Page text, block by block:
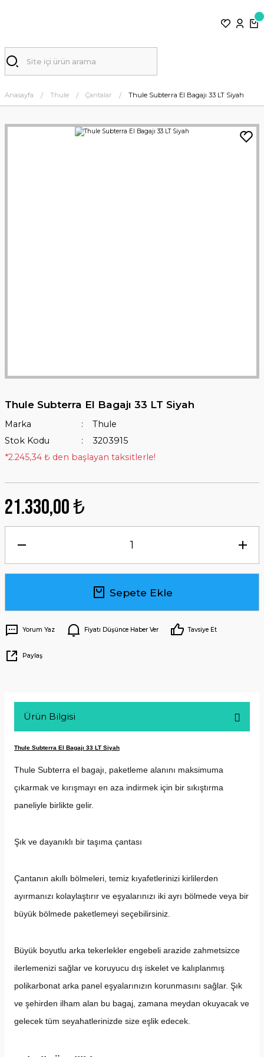
Anasayfa Thule Çantalar Thule Subterra El Bagajı 33 LT Siyah
Thule Subterra El Bagajı 33 LT Siyah
Marka
Thule
Stok Kodu
3203915
*2.245,34 ₺ den başlayan taksitlerle!
21.330,00 ₺
Sepete Ekle
Yorum Yaz Fiyatı Düşünce Haber Ver Tavsiye Et
Paylaş
Ürün Bilgisi
Thule Subterra El Bagajı 33 LT Siyah
Thule Subterra el bagajı, paketleme alanını maksimuma
çıkarmak ve kırışmayı en aza indirmek için bir sıkıştırma
paneliyle birlikte gelir.
Şık ve dayanıklı bir taşıma çantası
Çantanın akıllı bölmeleri, temiz kıyafetlerinizi kirlilerden
ayırmanızı kolaylaştırır ve eşyalarınızı iki ayrı bölmede veya bir
büyük bölmede paketlemeyi seçebilirsiniz.
Büyük boyutlu arka tekerlekler engebeli arazide zahmetsizce
ilerlemenizi sağlar ve koruyucu dış iskelet ve kalıplanmış
polikarbonat arka panel eşyalarınızın korunmasını sağlar. Şık
ve şehirden ilham alan bu bagaj, zamana meydan okuyacak ve
gelecek tüm seyahatlerinizde size eşlik edecek.